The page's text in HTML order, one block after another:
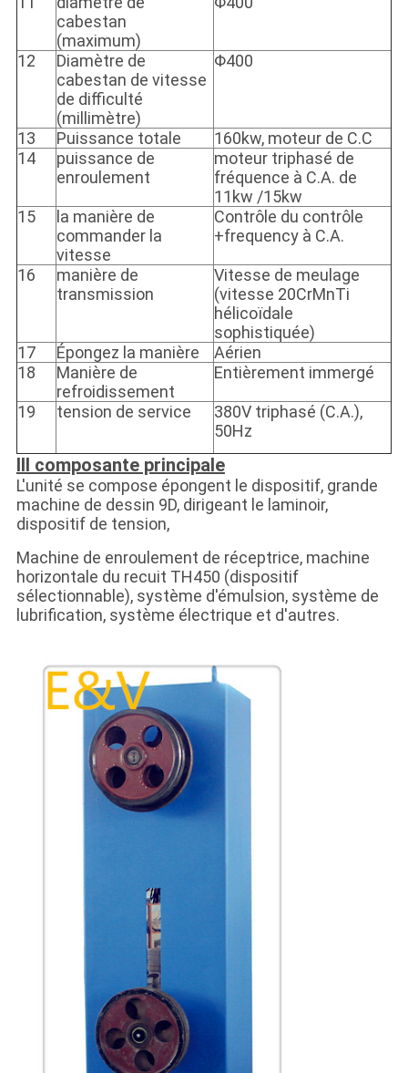
cabestan
(maximum)
12
Diamètre de
cabestan de vitesse
de difficulté
(millimètre)
Φ400
13 Puissance totale
160kw, moteur de C.C
14
puissance de
enroulement
moteur triphasé de
fréquence à C.A. de
11kw /15kw
15
la manière de
commander la
vitesse
Contrôle du contrôle
+frequency à C.A.
16
manière de
transmission
Vitesse de meulage
(vitesse 20CrMnTi
hélicoïdale
sophistiquée)
17
Épongez la manière
Aérien
18
Manière de
refroidissement
Entièrement immergé
19 tension de service
380V triphasé (C.A.),
50Hz
III composante principale
L'unité se compose épongent le dispositif, grande
machine de dessin 9D, dirigeant le laminoir,
dispositif de tension,
Machine de enroulement de réceptrice, machine
horizontale du recuit TH450 (dispositif
sélectionnable), système d'émulsion, système de
lubrification, système électrique et d'autres.